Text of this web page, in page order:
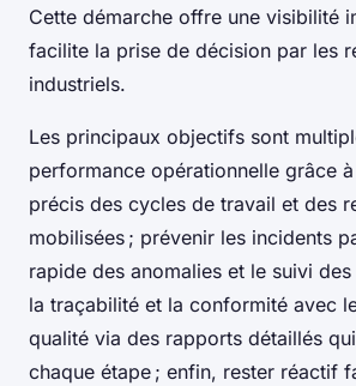
Cette démarche offre une visibilité
facilite la prise de décision par les
industriels.
Les principaux objectifs sont
performance opérationnelle grâce
précis des cycles de travail et des
mobilisées ; prévenir les incidents
rapide des anomalies et le suivi
la traçabilité et la conformité avec
qualité via des rapports détaillés
chaque étape ; enfin, rester réactif